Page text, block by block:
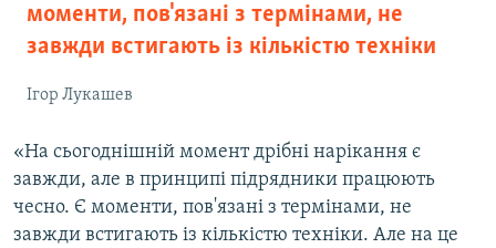
моменти, пов'язані з термінами, не
завжди встигають із кількістю техніки
Ігор Лукашев
«На сьогоднішній момент дрібні нарікання є
завжди, але в принципі підрядники працюють
чесно. Є моменти, пов'язані з термінами, не
завжди встигають із кількістю техніки. Але на це